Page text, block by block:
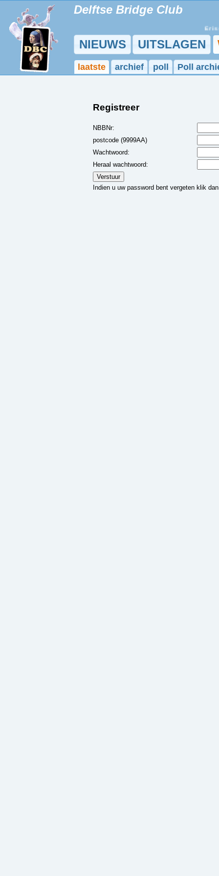
Delftse Bridge Club
Er is
NIEUWS UITSLAGEN
laatste archief poll Poll
Registreer
NBBNr:
postcode (9999AA)
Wachtwoord:
Heraal wachtwoord:
Indien u uw password bent vergeten klik